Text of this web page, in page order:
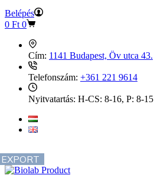
Belépés
Ajánlatkérő
0 Ft 0
Cím: 1141 Budapest, Öv utca 43.
Telefonszám: +361 221 9614
Nyitvatartás: H-CS: 8-16, P: 8-15
EXPORT